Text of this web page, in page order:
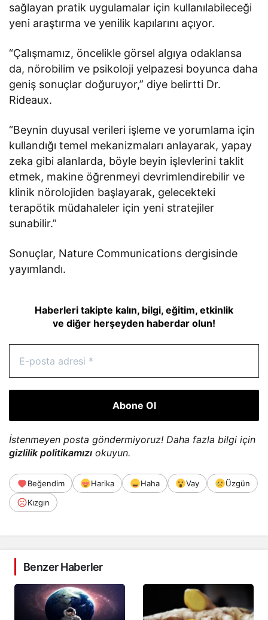
sağlayan pratik uygulamalar için kullanılabileceği
yeni araştırma ve yenilik kapılarını açıyor.
“Çalışmamız, öncelikle görsel algıya odaklansa
da, nörobilim ve psikoloji yelpazesi boyunca daha
geniş sonuçlar doğuruyor,” diye belirtti Dr.
Rideaux.
“Beynin duyusal verileri işleme ve yorumlama için
kullandığı temel mekanizmaları anlayarak, yapay
zeka gibi alanlarda, böyle beyin işlevlerini taklit
etmek, makine öğrenmeyi devrimlendirebilir ve
klinik nörolojiden başlayarak, gelecekteki
terapötik müdahaleler için yeni stratejiler
sunabilir.”
Sonuçlar, Nature Communications dergisinde
yayımlandı.
Haberleri takipte kalın, bilgi, eğitim, etkinlik
ve diğer herşeyden haberdar olun!
İstenmeyen posta göndermiyoruz! Daha fazla bilgi için
gizlilik politikamızı okuyun.
Beğendim Harika Haha Vay
Üzgün
Kızgın
Benzer Haberler